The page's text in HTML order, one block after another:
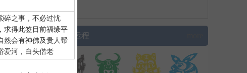
碎之事，不必过忧
求得此签目前福缘平
然会有神佛及贵人帮
爱河，白头偕老
▌生肖运程